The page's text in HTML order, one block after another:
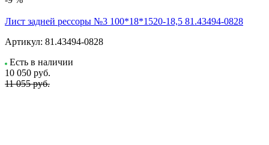
Лист задней рессоры №3 100*18*1520-18,5 81.43494-0828
Артикул: 81.43494-0828
Есть в наличии
10 050 руб.
11 055 руб.